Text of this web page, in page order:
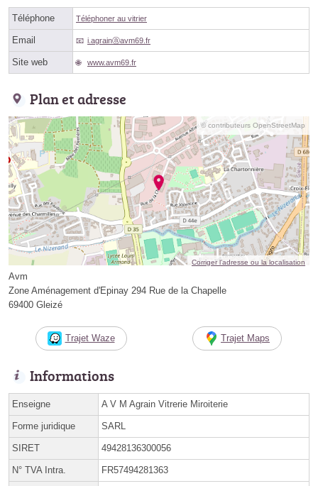
Téléphone Téléphoner au vitrier
Email i.agrainⓐavm69.fr
Site web www.avm69.fr
Plan et adresse
© contributeurs OpenStreetMap
Corriger l’adresse ou la localisation
Avm
Zone Aménagement d'Epinay 294 Rue de la Chapelle
69400 Gleizé
Trajet Waze Trajet Maps
Informations
Enseigne A V M Agrain Vitrerie Miroiterie
Forme juridique SARL
SIRET 49428136300056
N° TVA Intra. FR57494281363